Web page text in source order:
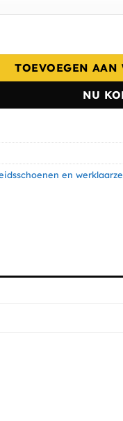
/ Bruin aantal
TOEVOEGEN AAN
NU
en